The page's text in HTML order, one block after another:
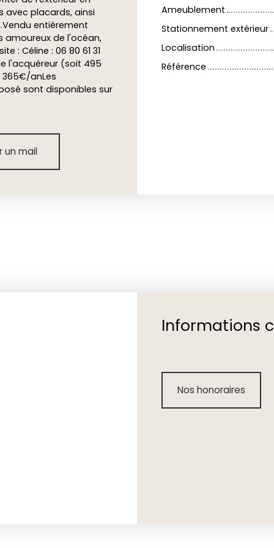
avec placards, ainsi
entièrement
amoureux de l'océan,
: Céline : 06 80 61 31
l'acquéreur (soit 495
anLes
sont disponibles sur
un mail
Ameublement
Stationnement extérieur
Localisation
Référence
Informations
Nos honoraires